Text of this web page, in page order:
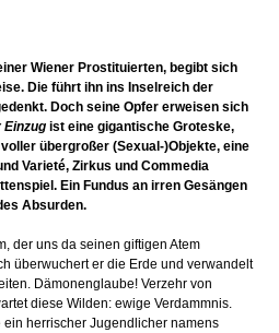
Wiener Prostituierten, begibt sich
Die führt ihn ins Inselreich der
Doch seine Opfer erweisen sich
Einzug ist eine gigantische Groteske,
übergroßer (Sexual-)Objekte, eine
Varieté, Zirkus und Commedia
Ein Fundus an irren Gesängen
Absurden.
der uns da seinen giftigen Atem
überwuchert er die Erde und verwandelt
Dämonenglaube! Verzehr von
diese Wilden: ewige Verdammnis.
herrischer Jugendlicher namens